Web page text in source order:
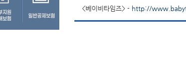
<베이비타임즈> - http://